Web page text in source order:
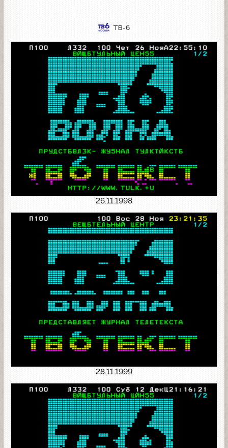
ТВ-6
26.11.1998
28.11.1999